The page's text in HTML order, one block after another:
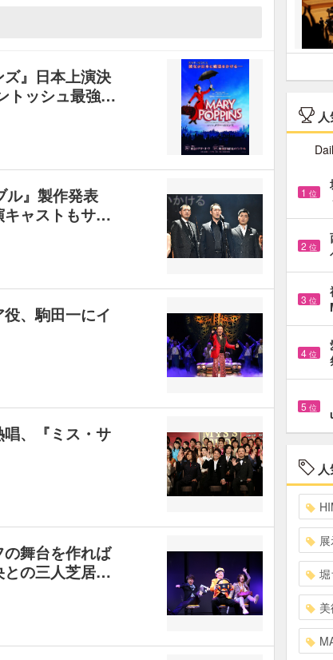
』日本上演決
トッシュ最強…
ル』製作発表
ャストもサ…
役、駒田一にイ
、『ミス・サ
舞台を作れば
との三人芝居…
1 位
2 位
3 位
4 位
5 位